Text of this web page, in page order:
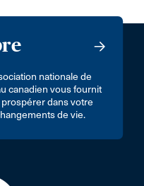
nationale de
canadien vous fournit
dans votre
de vie.